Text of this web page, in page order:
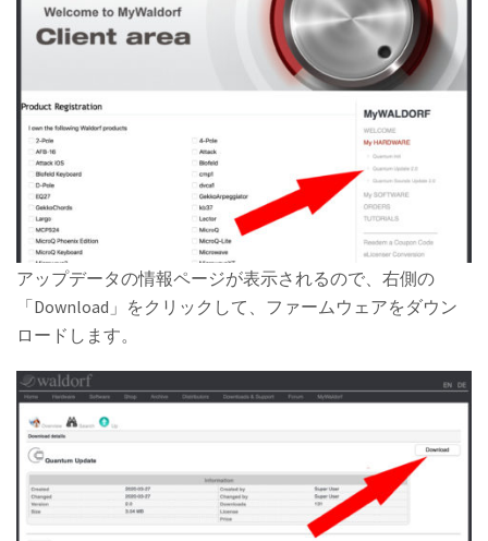
アップデータの情報ページが表示されるので、右側の
「Download」をクリックして、ファームウェアをダウン
ロードします。